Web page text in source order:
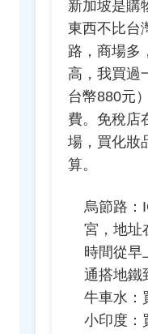
新加坡是購
東西不比台
路，商場多
高，我買過
台幣880元
費。免稅店
場，買化妝
算。
烏節路：
宮，地址
時間從早
通搭地鐵
牛車水：
小印度：